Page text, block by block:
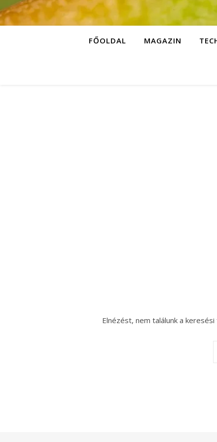
FŐOLDAL MAGAZIN
Elnézést, nem találunk a